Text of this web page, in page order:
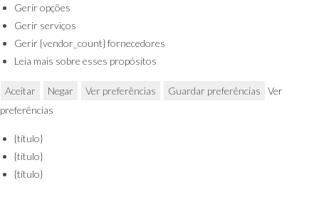
Gerir opções
Gerir serviços
Gerir {vendor_count} fornecedores
Leia mais sobre esses propósitos
Aceitar Negar Ver preferências Guardar preferências
Ver
preferências
{título}
{título}
{título}
Saltar